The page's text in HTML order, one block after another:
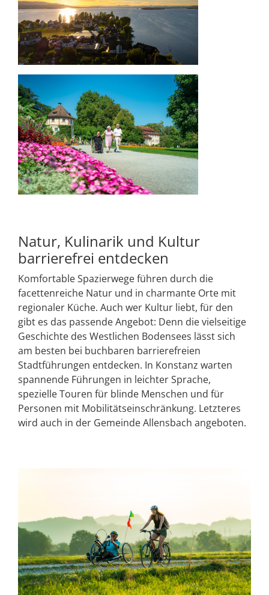
Natur, Kulinarik und Kultur
barrierefrei entdecken
Komfortable Spazierwege führen durch die
facettenreiche Natur und in charmante Orte mit
regionaler Küche. Auch wer Kultur liebt, für den
gibt es das passende Angebot: Denn die vielseitige
Geschichte des Westlichen Bodensees lässt sich
am besten bei buchbaren barrierefreien
Stadtführungen entdecken. In Konstanz warten
spannende Führungen in leichter Sprache,
spezielle Touren für blinde Menschen und für
Personen mit Mobilitätseinschränkung. Letzteres
wird auch in der Gemeinde Allensbach angeboten.